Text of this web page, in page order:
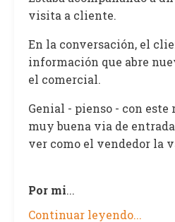
visita a cliente.
En la conversación, el
información que abre
el comercial.
Genial - pienso - con este
muy buena via de
ver como el vendedor la
Por mi...
Continuar leyendo...